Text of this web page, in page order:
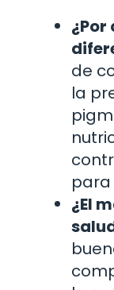
de
la
para
¿El